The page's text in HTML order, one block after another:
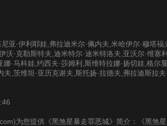
亚·伊利耶娃,弗拉迪米尔·佩内夫,米哈伊尔·穆塔
沃·克勒斯特夫,迪米特尔·迪米特洛夫,亚沃尔·维塞
·马科娃,约西夫·莎姆利,斯维特拉娜·扬切娃,格尔
夫,茨维坦·亚历克谢夫,斯托扬·拉德夫,弗拉迪斯拉
为您提供《黑煞星暴走罪恶城》简介：《黑煞